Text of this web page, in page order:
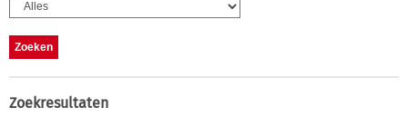
Zoekresultaten